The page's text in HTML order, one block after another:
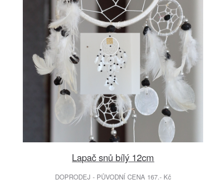
Lapač snů bílý 12cm
DOPRODEJ - PŮVODNÍ CENA 167.- Kč